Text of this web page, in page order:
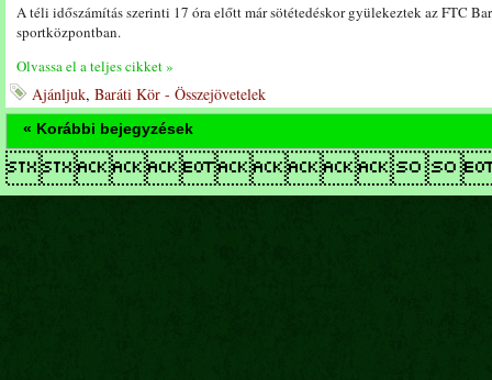
A téli időszámítás szerinti 17 óra előtt már sötétedéskor gyülekeztek az FTC
sportközpontban.
Olvassa el a teljes cikket »
Ajánljuk, Baráti Kör - Összejövetelek
« Korábbi bejegyzések